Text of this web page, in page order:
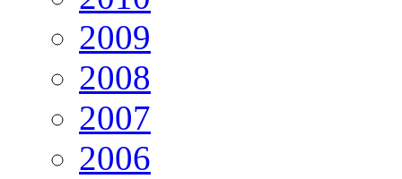
2009
2008
2007
2006